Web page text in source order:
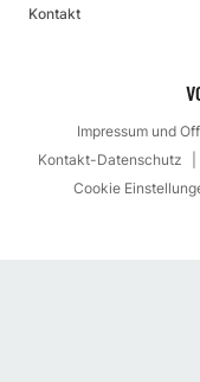
Kontakt
Impressum und
Kontakt-Datenschutz
Cookie